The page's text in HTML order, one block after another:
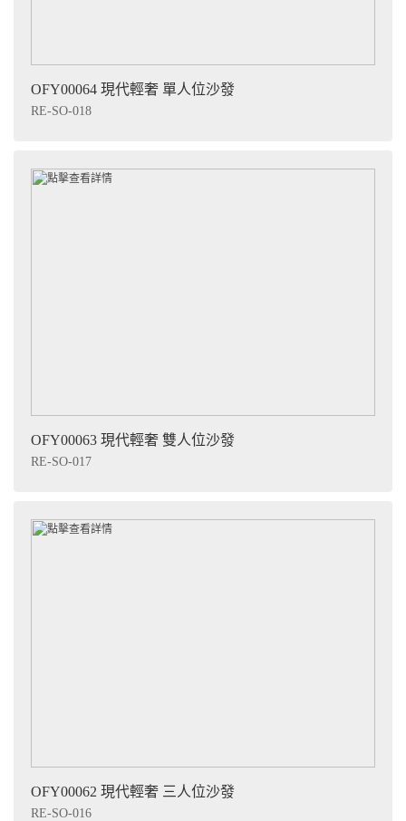
OFY00064 現代輕奢 單人位沙發
RE-SO-018
OFY00063 現代輕奢 雙人位沙發
RE-SO-017
OFY00062 現代輕奢 三人位沙發
RE-SO-016